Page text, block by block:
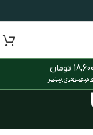
تومان
قیمت‌های بیشتر